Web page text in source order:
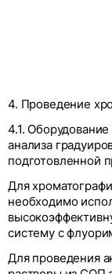
4. Проведение
4.1.
анализа
подготовленной
Для
необходимо
систему с
Для проведения